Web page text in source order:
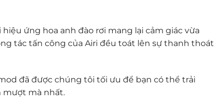
ứng hoa anh đào rơi mang lại cảm giác vừa
tác tấn công của Airi đều toát lên sự thanh thoát
đã được chúng tôi tối ưu để bạn có thể trải
mượt mà nhất.